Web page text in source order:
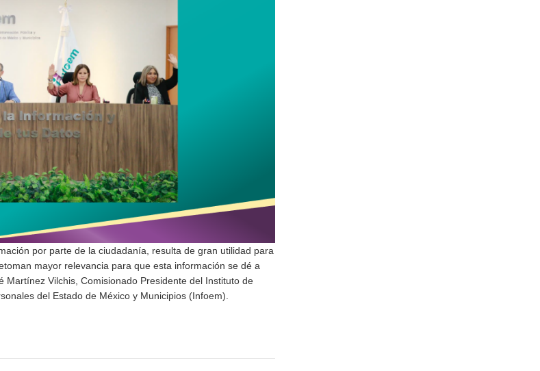
por parte de la ciudadanía, resulta de gran utilidad para
mayor relevancia para que esta información se dé a
Vilchis, Comisionado Presidente del Instituto de
del Estado de México y Municipios (Infoem).